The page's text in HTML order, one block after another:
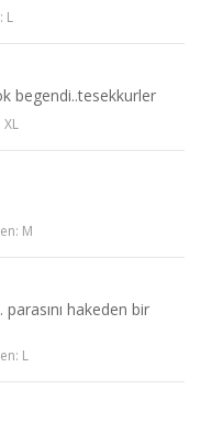
L
begendi..tesekkurler
M
hakeden bir
L